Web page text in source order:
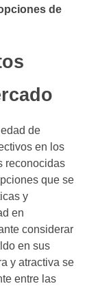
de
de
en los
reconocidas
que se
y
en
considerar
en sus
y atractiva se
entre las